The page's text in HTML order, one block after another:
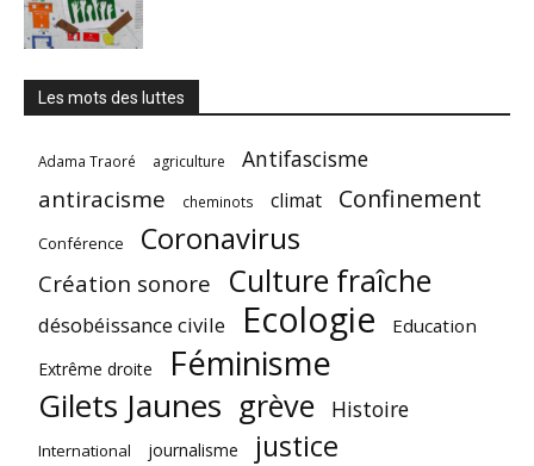
Les mots des luttes
Adama Traoré agriculture Antifascisme
antiracisme cheminots climat Confinement
Conférence Coronavirus
Création sonore Culture fraîche
désobéissance civile Ecologie Education
Extrême droite Féminisme
Gilets Jaunes grève Histoire
International journalisme justice